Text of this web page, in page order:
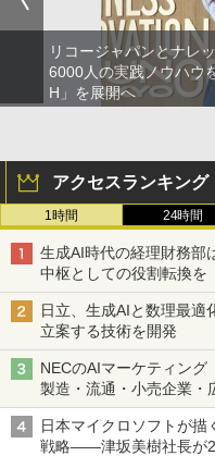
リコージャパンとナレ
6000人の実践ノウハウ
H」を展開へ
アクセスランキング
1時間 24時間
生成AI時代の経理財務
中枢としての役割転換を
日立、生成AIと数理最適
立案する技術を開発
NECのAIマーケティン
製造・流通・小売企業・
日本マイクロソフトが描
戦略――津坂美樹社長が